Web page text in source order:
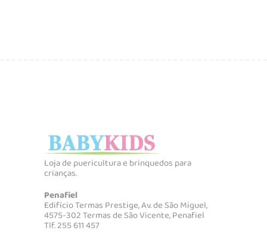
Loja de puericultura e brinquedos para
crianças.
Penafiel
Edifício Termas Prestige, Av. de São Miguel,
4575-302 Termas de São Vicente, Penafiel
Tlf. 255 611 457